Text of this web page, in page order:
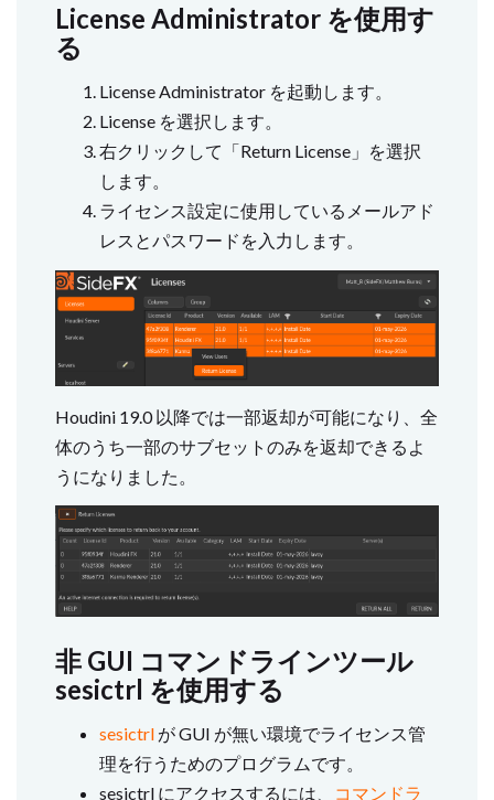
License Administrator を使用す
る
License Administrator を起動します。
License を選択します。
右クリックして「Return License」を選択
します。
ライセンス設定に使用しているメールアド
レスとパスワードを入力します。
Houdini 19.0 以降では一部返却が可能になり、全
体のうち一部のサブセットのみを返却できるよ
うになりました。
非 GUI コマンドラインツール
sesictrl を使用する
sesictrl が GUI が無い環境でライセンス管
理を行うためのプログラムです。
sesictrl にアクセスするには、 コマンドラ